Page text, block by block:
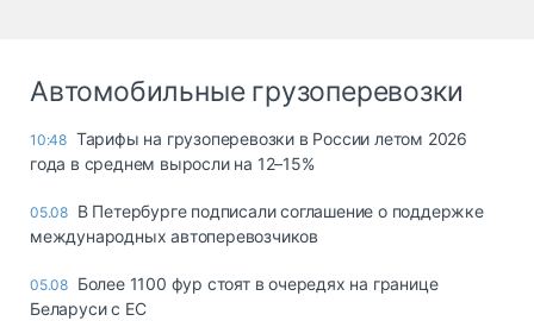
Автомобильные грузоперевозки
10:48 Тарифы на грузоперевозки в России летом 2026
года в среднем выросли на 12–15%
05.08 В Петербурге подписали соглашение о поддержке
международных автоперевозчиков
05.08 Более 1100 фур стоят в очередях на границе
Беларуси с ЕС